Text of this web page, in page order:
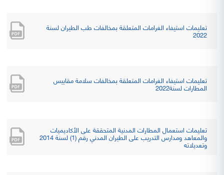
تعليمات استيفاء الغرامات المتعلقة بمخالفات طب الطيران لسنة
2022
تعليمات استيفاء الغرامات المتعلقة بمخالفات سلامة مقاييس
المطارات لسنة2022
تعليمات استعمال المطارات المدنية المتحققة على الأكاديميات
والمعاهد ومدارس التدريب على الطيران المدني رقم (1) لسنة 2014
وتعديلاته